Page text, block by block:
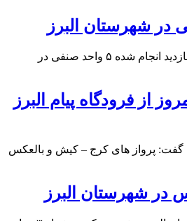
محمد نصیری گفت: در ۴۵ بازدید انجام شده ۵ واحد صنفی در
از فرودگاه پیام البرز
گفت: پرواز های کرج – کیش و بالعکس
در شهرستان البرز